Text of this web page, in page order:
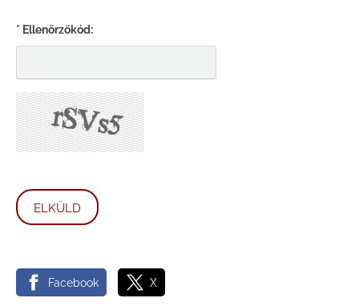
* Ellenőrzőkód:
Facebook X